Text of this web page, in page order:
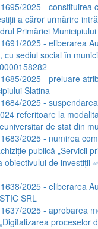
2025 -
a căror urmărire
Primăriei Municipiului
2025 - eliberarea
cu sediul social în
2025 - preluare
Slatina
2025 -
referitoare la
de stat din
2025 - numirea
publică „Servicii
obiectivului de investiții
2025 - eliberarea
SRL
2025 - aprobarea
proceselor